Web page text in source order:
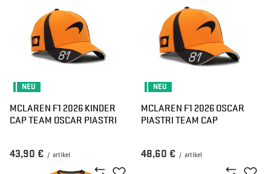
NEU
MCLAREN F1 2026 KINDER
CAP TEAM OSCAR PIASTRI
43,90 € / artikel
NEU
MCLAREN F1 2026 OSCAR
PIASTRI TEAM CAP
48,60 € / artikel